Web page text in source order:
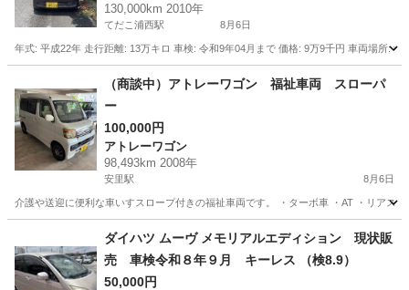
130,000km 2010年
てだこ浦西駅 8月6日
年式: 平成22年 走行距離: 13万キロ 車検: 令和9年04月まで 価格: 9万9千円 車両場所: 沖
てだこ浦西駅 車両
（商談中）アトレーワゴン 福祉車両 スローパ
ー
100,000円
アトレーワゴン
98,493km 2008年
安里駅 8月6日
介護や送迎に便利な車いすスロープ付きの福祉車両です。 ・ターボ車 ・AT ・リアス
安里駅 アトレーワゴン
ダイハツ ムーヴ メモリアルエディション 現状販
売 車検令和８年９月 キーレス （検8.9）
50,000円